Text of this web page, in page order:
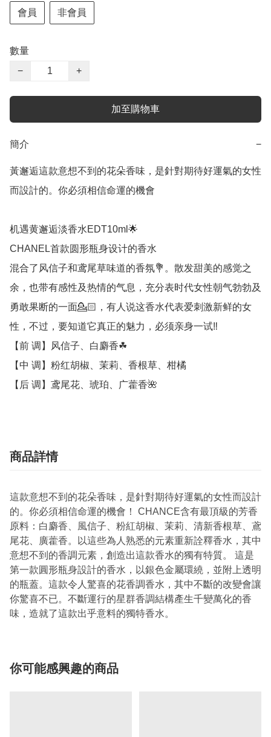
會員 非會員
數量
−
+
加至購物車
簡介 −
黃邂逅這款意想不到的花朵香味，是針對期待好運氣的女性
而設計的。你必須相信命運的機會
机遇黄邂逅淡香水EDT10ml🌟
CHANEL首款圆形瓶身设计的香水
混合了风信子和鸢尾草味道的香氛💐。散发甜美的感觉之
余，也带有感性及热情的气息，充分表时代女性朝气勃勃及
勇敢果断的一面💁🏻，有人说这香水代表爱刺激新鲜的女
性，不过，要知道它真正的魅力，必须亲身一试‼
【前 调】风信子、白麝香☘
【中 调】粉红胡椒、茉莉、香根草、柑橘
【后 调】鸢尾花、琥珀、广藿香🌺
商品詳情
這款意想不到的花朵香味，是針對期待好運氣的女性而設計
的。你必須相信命運的機會！ CHANCE含有最頂級的芳香
原料：白麝香、風信子、粉紅胡椒、茉莉、清新香根草、鳶
尾花、廣藿香。以這些為人熟悉的元素重新詮釋香水，其中
意想不到的香調元素，創造出這款香水的獨有特質。 這是
第一款圓形瓶身設計的香水，以銀色金屬環繞，並附上透明
的瓶蓋。這款令人驚喜的花香調香水，其中不斷的改變會讓
你驚喜不已。不斷運行的星群香調結構產生千變萬化的香
味，造就了這款出乎意料的獨特香水。
你可能感興趣的商品